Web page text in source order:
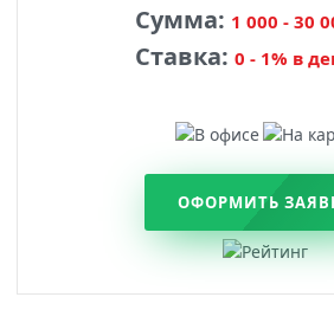
Сумма: 1 000 - 30
Ставка: 0 - 1% в
ОФОРМИТЬ